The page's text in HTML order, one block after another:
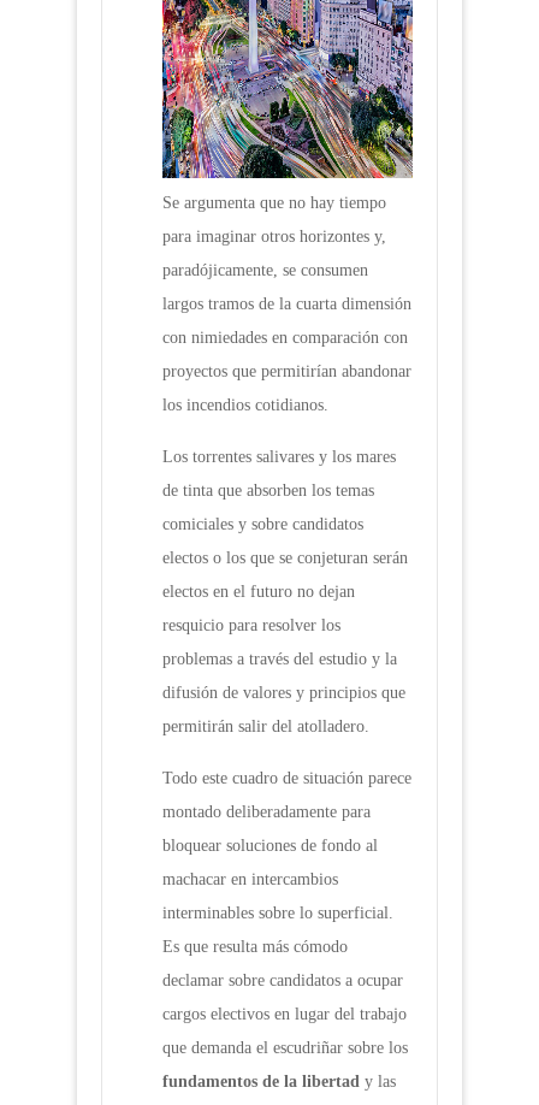
Se argumenta que no hay tiempo
para imaginar otros horizontes y,
paradójicamente, se consumen
largos tramos de la cuarta dimensión
con nimiedades en comparación con
proyectos que permitirían abandonar
los incendios cotidianos.
Los torrentes salivares y los mares
de tinta que absorben los temas
comiciales y sobre candidatos
electos o los que se conjeturan serán
electos en el futuro no dejan
resquicio para resolver los
problemas a través del estudio y la
difusión de valores y principios que
permitirán salir del atolladero.
Todo este cuadro de situación parece
montado deliberadamente para
bloquear soluciones de fondo al
machacar en intercambios
interminables sobre lo superficial.
Es que resulta más cómodo
declamar sobre candidatos a ocupar
cargos electivos en lugar del trabajo
que demanda el escudriñar sobre los
fundamentos de la libertad y las